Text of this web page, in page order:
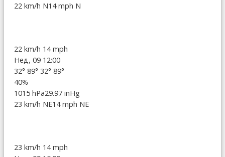
22 km/h N14 mph N
22 km/h 14 mph
Нед, 09 12:00
32° 89° 32° 89°
40%
1015 hPa29.97 inHg
23 km/h NE14 mph NE
23 km/h 14 mph